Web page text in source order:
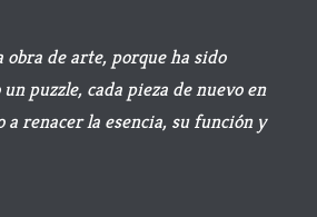
obra de arte, porque ha sido
puzzle, cada pieza de nuevo en
renacer la esencia, su función y